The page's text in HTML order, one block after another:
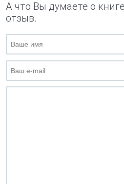
А что Вы думаете о
отзыв.